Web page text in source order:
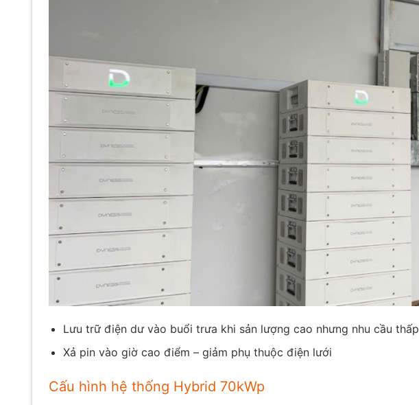
Lưu trữ điện dư vào buổi trưa khi sản lượng cao nhưng nhu cầu thấp
Xả pin vào giờ cao điểm – giảm phụ thuộc điện lưới
Cấu hình hệ thống Hybrid 70kWp